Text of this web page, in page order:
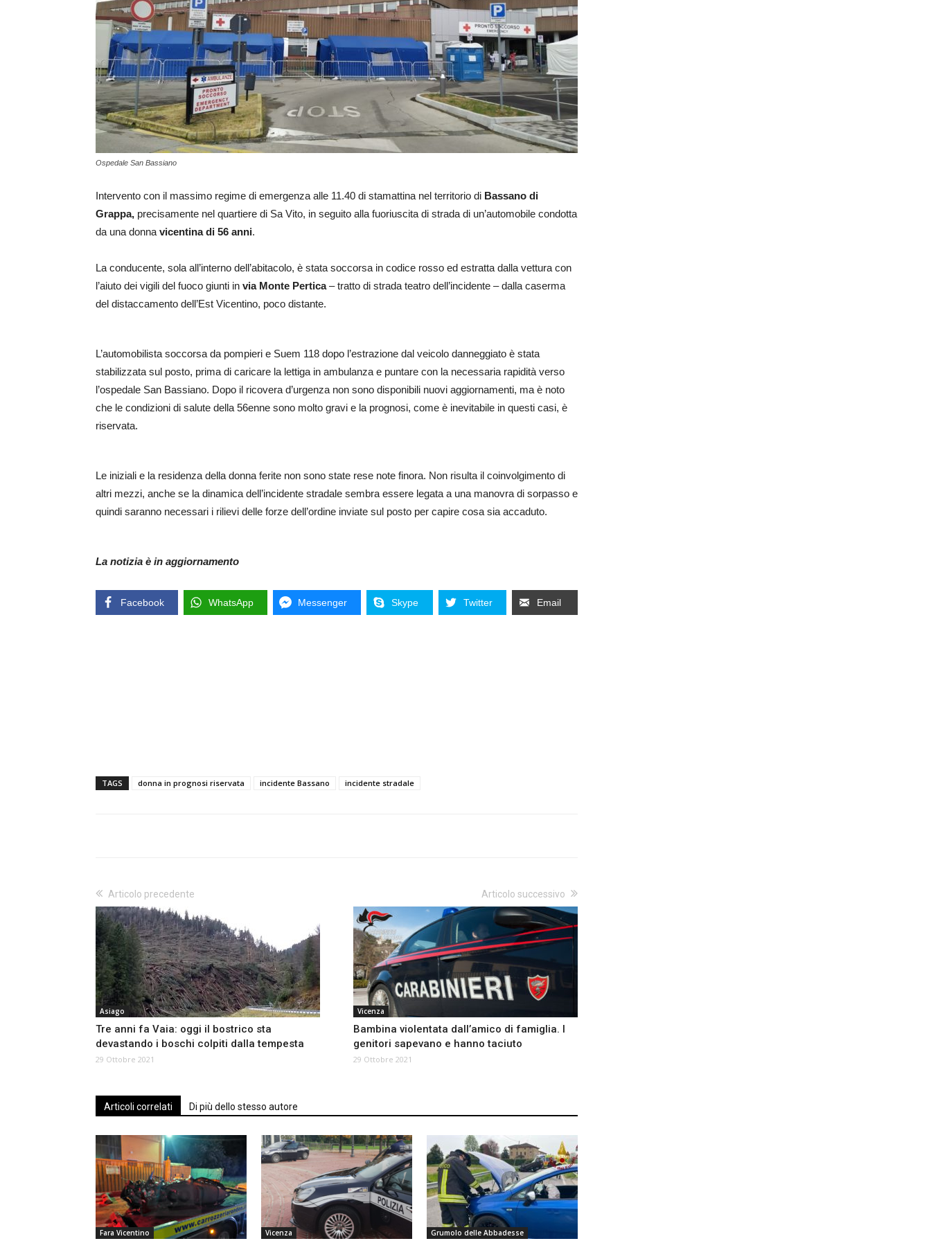
Ospedale San Bassiano
Intervento con il massimo regime di emergenza alle 11.40 di stamattina nel territorio di Bassano di
Grappa, precisamente nel quartiere di Sa Vito, in seguito alla fuoriuscita di strada di un’automobile condotta
da una donna vicentina di 56 anni.
La conducente, sola all’interno dell’abitacolo, è stata soccorsa in codice rosso ed estratta dalla vettura con
l’aiuto dei vigili del fuoco giunti in via Monte Pertica– tratto di strada teatro dell’incidente – dalla caserma
del distaccamento dell’Est Vicentino, poco distante.
L’automobilista soccorsa da pompieri e Suem 118 dopo l’estrazione dal veicolo danneggiato è stata
stabilizzata sul posto, prima di caricare la lettiga in ambulanza e puntare con la necessaria rapidità verso
l’ospedale San Bassiano. Dopo il ricovera d’urgenza non sono disponibili nuovi aggiornamenti, ma è noto
che le condizioni di salute della 56enne sono molto gravi e la prognosi, come è inevitabile in questi casi, è
riservata.
Le iniziali e la residenza della donna ferite non sono state rese note finora. Non risulta il coinvolgimento di
altri mezzi, anche se la dinamica dell’incidente stradale sembra essere legata a una manovra di sorpasso e
quindi saranno necessari i rilievi delle forze dell’ordine inviate sul posto per capire cosa sia accaduto.
La notizia è in aggiornamento
Facebook WhatsApp Messenger Skype Twitter Email
TAGS donna in prognosi riservata incidente Bassano incidente stradale
Articolo precedente
Asiago
Tre anni fa Vaia: oggi il bostrico sta
devastando i boschi colpiti dalla tempesta
29 Ottobre 2021
Articolo successivo
Vicenza
Bambina violentata dall’amico di famiglia. I
genitori sapevano e hanno taciuto
29 Ottobre 2021
Articoli correlati Di più dello stesso autore
Fara Vicentino Vicenza Grumolo delle Abbadesse